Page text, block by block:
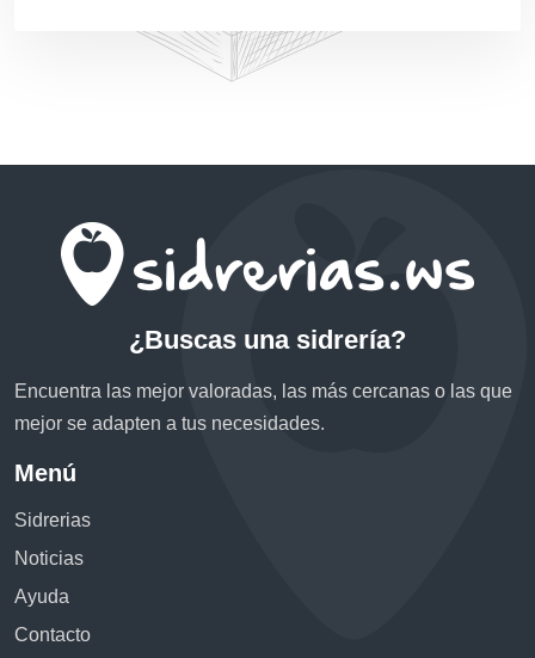
¿Buscas una sidrería?
Encuentra las mejor valoradas, las más cercanas o las que
mejor se adapten a tus necesidades.
Menú
Sidrerias
Noticias
Ayuda
Contacto